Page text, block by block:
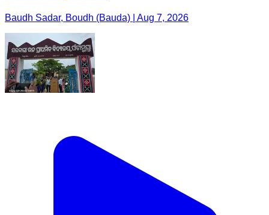
Baudh Sadar, Boudh (Bauda) | Aug 7, 2026